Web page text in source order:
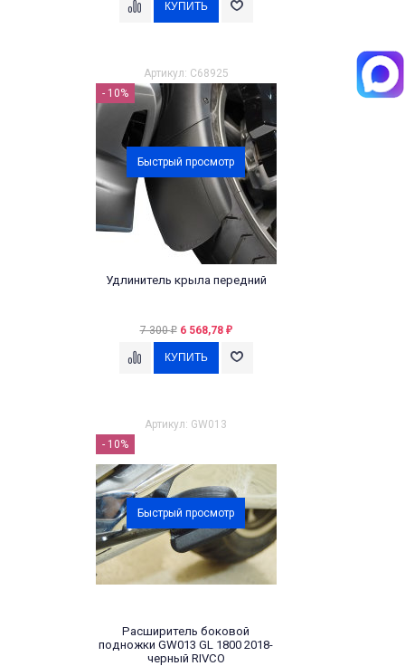
Артикул: C68925
- 10%
Быстрый просмотр
Удлинитель крыла передний
7 300₽ 6 568,78 ₽
Артикул: GW013
- 10%
Быстрый просмотр
Расширитель боковой
подножки GW013 GL 1800 2018-
черный RIVCO